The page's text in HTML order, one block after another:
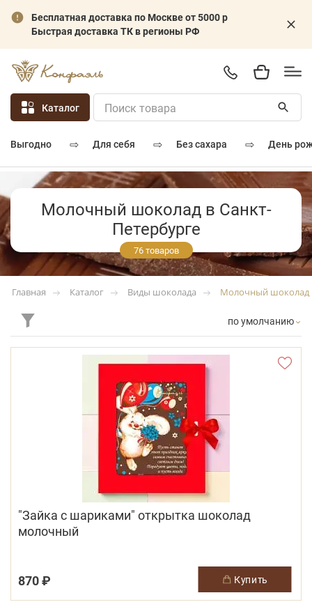
Бесплатная доставка по Москве от 5000 р
Быстрая доставка ТК в регионы РФ
Каталог
выгодно ⇨ для себя ⇨ без сахара ⇨ день
Молочный шоколад в Санкт-
Петербурге
76 товаров
Главная Каталог Виды шоколада Молочный шоколад
по умолчанию
"Зайка с шариками" открытка шоколад
молочный
870 ₽ купить